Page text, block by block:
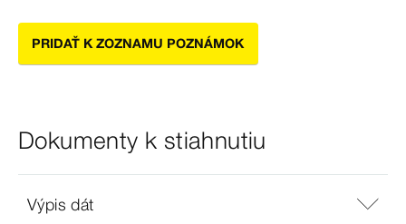
PRIDAŤ K ZOZNAMU POZNÁMOK
Dokumenty k stiahnutiu
Výpis dát